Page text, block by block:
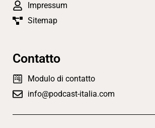
Impressum
Sitemap
Contatto
Modulo di contatto
info@podcast-italia.com